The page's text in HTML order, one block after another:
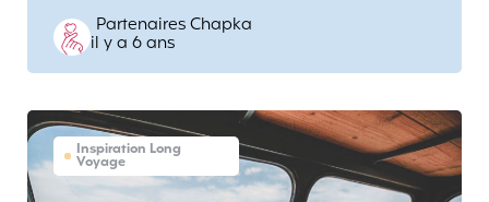
Posted
by
Partenaires Chapka
il y a 6 ans
Inspiration Long
Voyage